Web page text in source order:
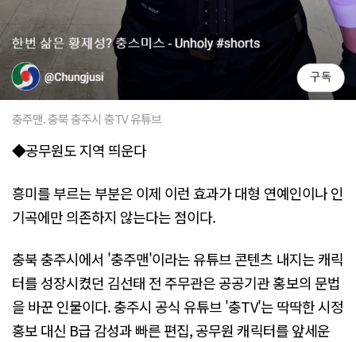
충주맨. 충북 충주시 충TV 유튜브
◆공무원도 지역 띄운다
흥미를 부르는 부분은 이제 이런 효과가 대형 연예인이나 인
기곡에만 의존하지 않는다는 점이다.
충북 충주시에서 '충주맨'이라는 유튜브 콘텐츠 내지는 캐릭
터를 성장시켰던 김선태 전 주무관은 공공기관 홍보의 문법
을 바꾼 인물이다. 충주시 공식 유튜브 '충TV'는 딱딱한 시정
홍보 대신 B급 감성과 빠른 편집, 공무원 캐릭터를 앞세운